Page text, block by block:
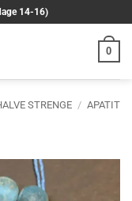
14-16)
0
STRENGE / APATIT